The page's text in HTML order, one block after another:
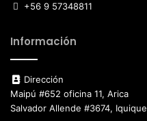
+56 9 57348811
Información
Dirección
Maipú #652 oficina 11, Arica
Salvador Allende #3674, Iquique